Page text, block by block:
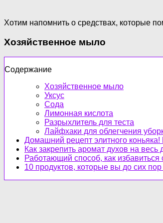
Хотим напомнить о средствах, которые
Хозяйственное мыло
Содержание
Хозяйственное мыло
Уксус
Сода
Лимонная кислота
Разрыхлитель для теста
Лайфхаки для облегчения
Домашний рецепт элитного
Как закрепить аромат духов на
Работающий способ, как избавиться
10 продуктов, которые вы до сих